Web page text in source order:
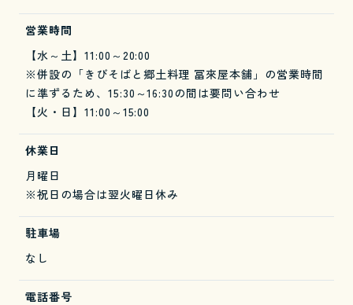
営業時間
【水～土】11:00～20:00
※併設の「きびそばと郷土料理 冨來屋本舗」の営業時間
に準ずるため、15:30～16:30の間は要問い合わせ
【火・日】11:00～15:00
休業日
月曜日
※祝日の場合は翌火曜日休み
駐車場
なし
電話番号